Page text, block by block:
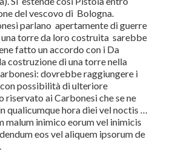
del vescovo di Bologna.
parlano apertamente di guerre
torre da loro costruita sarebbe
fatto un accordo con i Da
costruzione di una torre nella
dovrebbe raggiungere i
possibilità di ulteriore
riservato ai Carbonesi che se ne
qualicumque hora diei vel noctis …
malum inimico eorum vel inimicis
eos vel aliquem ipsorum de